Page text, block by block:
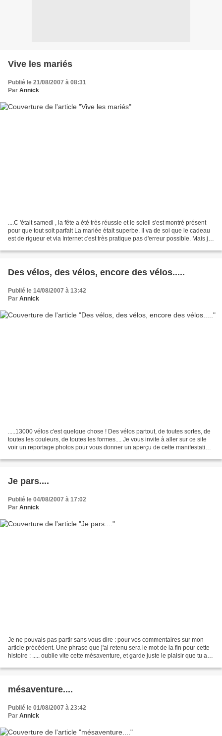
Vive les mariés
Publié le 21/08/2007 à 08:31
Par Annick
....C 'était samedi , la fête a été très réussie et le soleil s'est montré présent
pour que tout soit parfait La mariée était superbe. Il va de soi que le cadeau
est de rigueur et via Internet c'est très pratique pas d'erreur possible. Mais j'ai
Des vélos, des vélos, encore des vélos.....
Publié le 14/08/2007 à 13:42
Par Annick
.....13000 vélos c'est quelque chose ! Des vélos partout, de toutes sortes, de
toutes les couleurs, de toutes les formes.... Je vous invite à aller sur ce site
voir un reportage photos pour vous donner un aperçu de cette manifestation.
Je pars....
Publié le 04/08/2007 à 17:02
Par Annick
Je ne pouvais pas partir sans vous dire : pour vos commentaires sur mon
article précédent. Une phrase que j'ai retenu sera le mot de la fin pour cette
histoire : ..... oublie vite cette mésaventure, et garde juste le plaisir que tu as
mésaventure....
Publié le 01/08/2007 à 23:42
Par Annick